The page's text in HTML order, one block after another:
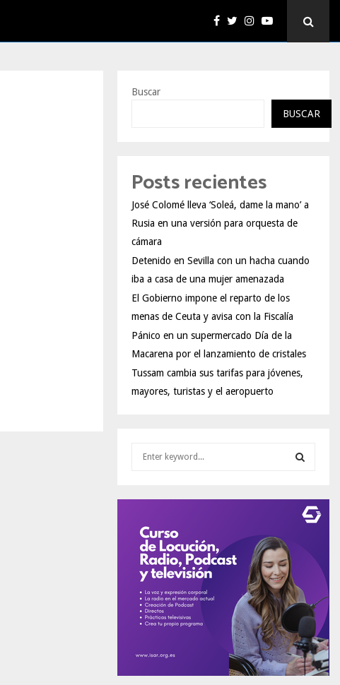
Buscar
BUSCAR
Posts recientes
José Colomé lleva ‘Soleá, dame la mano’ a
Rusia en una versión para orquesta de
cámara
Detenido en Sevilla con un hacha cuando
iba a casa de una mujer amenazada
El Gobierno impone el reparto de los
menas de Ceuta y avisa con la Fiscalía
Pánico en un supermercado Día de la
Macarena por el lanzamiento de cristales
Tussam cambia sus tarifas para jóvenes,
mayores, turistas y el aeropuerto
C
H